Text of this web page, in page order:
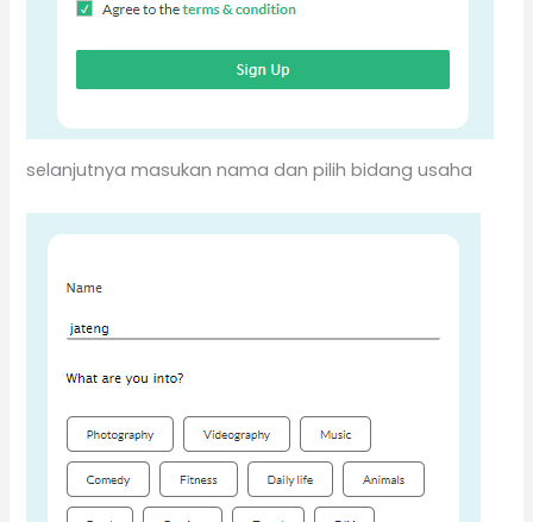
selanjutnya masukan nama dan pilih bidang usaha